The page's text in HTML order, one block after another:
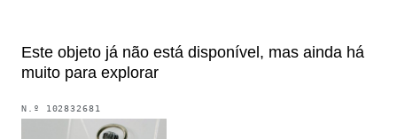
Este objeto já não está disponível, mas ainda há
muito para explorar
N.º 102832681